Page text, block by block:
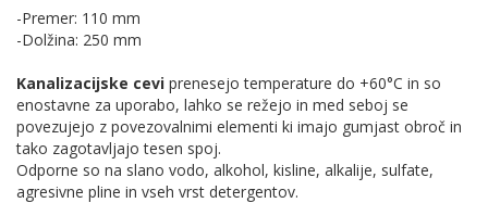
-Premer: 110 mm
-Dolžina: 250 mm
Kanalizacijske cevi prenesejo temperature do +60°C in so
enostavne za uporabo, lahko se režejo in med seboj se
povezujejo z povezovalnimi elementi ki imajo gumjast obroč in
tako zagotavljajo tesen spoj.
Odporne so na slano vodo, alkohol, kisline, alkalije, sulfate,
agresivne pline in vseh vrst detergentov.